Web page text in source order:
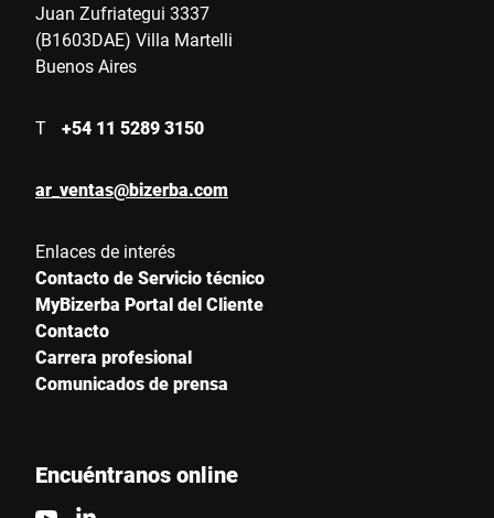
Juan Zufriategui 3337
(B1603DAE) Villa Martelli
Buenos Aires
T +54 11 5289 3150
ar_ventas@bizerba.com
Enlaces de interés
Contacto de Servicio técnico
MyBizerba Portal del Cliente
Contacto
Carrera profesional
Comunicados de prensa
Encuéntranos online